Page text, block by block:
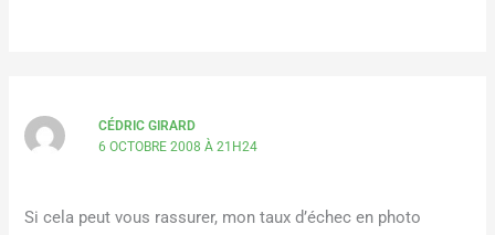
CÉDRIC GIRARD
6 OCTOBRE 2008 À 21H24
Si cela peut vous rassurer, mon taux d’échec en photo